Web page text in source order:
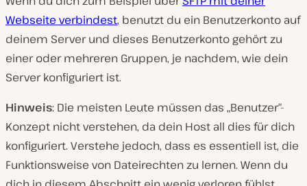
Webseite verbindest, benutzt du ein Benutzerkonto auf
deinem Server und dieses Benutzerkonto gehört zu
einer oder mehreren Gruppen, je nachdem, wie dein
Server konfiguriert ist.
Hinweis: Die meisten Leute müssen das „Benutzer“-
Konzept nicht verstehen, da dein Host all dies für dich
konfiguriert. Verstehe jedoch, dass es essentiell ist, die
Funktionsweise von Dateirechten zu lernen. Wenn du